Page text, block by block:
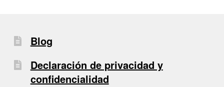
Blog
Declaración de privacidad y
confidencialidad